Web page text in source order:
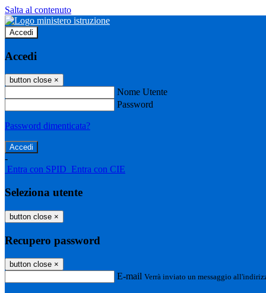
Salta al contenuto
Accedi
Accedi
button close ×
Nome Utente
Password
Password dimenticata?
-
Entra con SPID Entra con CIE
Seleziona utente
button close ×
Recupero password
button close ×
E-mail Verrà inviato un messaggio